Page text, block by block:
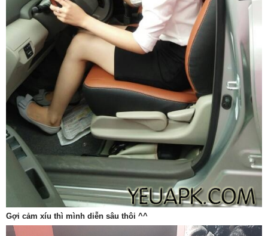
Gợi cảm xíu thì mình diễn sâu thôi ^^